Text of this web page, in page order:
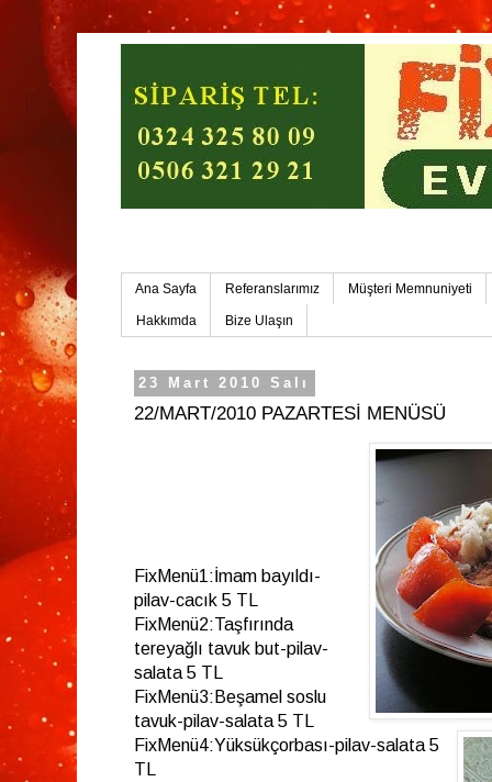
Ana Sayfa Referanslarımız Müşteri Memnuniyeti
Hakkımda Bize Ulaşın
23 Mart 2010 Salı
22/MART/2010 PAZARTESİ MENÜSÜ
FixMenü1:İmam bayıldı-
pilav-cacık 5 TL
FixMenü2:Taşfırında
tereyağlı tavuk but-pilav-
salata 5 TL
FixMenü3:Beşamel soslu
tavuk-pilav-salata 5 TL
FixMenü4:Yüksükçorbası-pilav-salata 5
TL